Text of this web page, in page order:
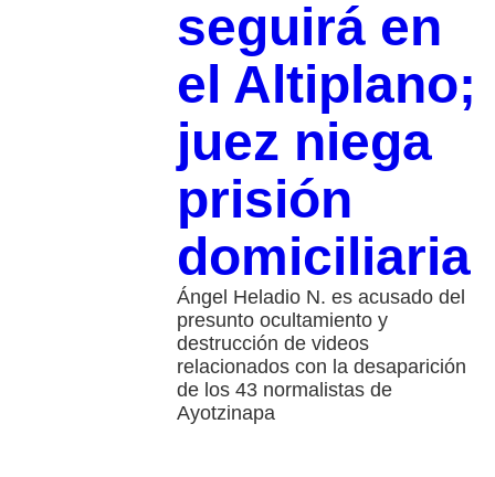
seguirá en
el Altiplano;
juez niega
prisión
domiciliaria
Ángel Heladio N. es acusado del
presunto ocultamiento y
destrucción de videos
relacionados con la desaparición
de los 43 normalistas de
Ayotzinapa